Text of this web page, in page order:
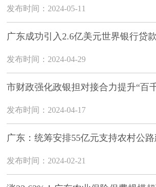
发布时间：2024-05-11
广东成功引入2.6亿美元世界银行贷
发布时间：2024-04-29
市财政强化政银担对接合力提升“百
发布时间：2024-04-17
广东：统筹安排55亿元支持农村公
发布时间：2024-02-21